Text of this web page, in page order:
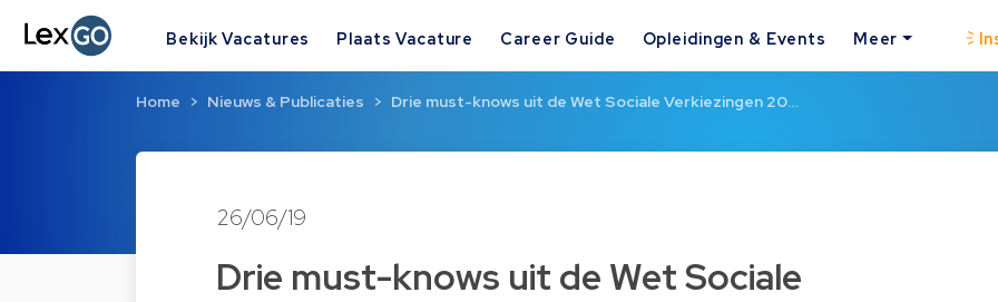
Bekijk Vacatures Plaats Vacature Career Guide Opleidingen & Events Meer
Home Nieuws & Publicaties Drie must-knows uit de Wet Sociale Verkiezingen 20…
26/06/19
Drie must-knows uit de Wet Sociale